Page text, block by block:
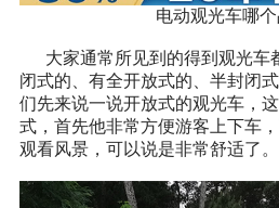
电动观光车哪
大家通常所见到的得到观光车
闭式的、有全开放式的、半封闭
们先来说一说开放式的观光车，
式，首先他非常方便游客上下车
观看风景，可以说是非常舒适了。